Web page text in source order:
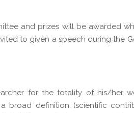
and prizes will be awarded
to given a speech during the
for the totality of his/her
broad definition (scientific